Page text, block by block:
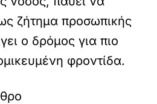
ζήτημα προσωπικής
ο δρόμος για πιο
φροντίδα.